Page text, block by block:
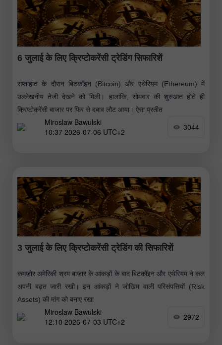
6 जुलाई के लिए क्रिप्टोकरेंसी ट्रेडिंग सिफारिशें
सप्ताहांत के दौरान बिटकॉइन (Bitcoin) और एथेरियम (Ethereum) में
उल्लेखनीय तेजी देखने को मिली। हालांकि, सोमवार की शुरुआत होते ही
क्रिप्टोकरेंसी बाजार पर फिर से दबाव लौट आया। ऐसा प्रतीत
Miroslaw Bawulski
10:37 2026-07-06 UTC+2
3044
3 जुलाई के लिए क्रिप्टोकरेंसी ट्रेडिंग की सिफारिशें
कमज़ोर अमेरिकी श्रम बाज़ार के आंकड़ों के बाद बिटकॉइन और एथेरियम ने कल
अपनी बढ़त जारी रखी। इन आंकड़ों ने जोखिम वाली परिसंपत्तियों (Risk
Assets) की मांग को बनाए रखा
Miroslaw Bawulski
12:10 2026-07-03 UTC+2
2972